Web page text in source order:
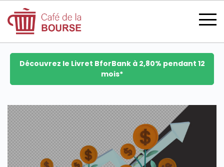
se connecter
devenir membre
Découvrez le Livret BforBank à 2,80% pendant 12
mois*